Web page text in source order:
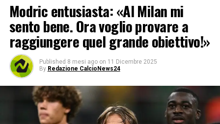
Modric entusiasta: «Al Milan mi
sento bene. Ora voglio provare a
raggiungere quel grande obiettivo!»
Published 8 mesi ago on 11 Dicembre 2025
By Redazione CalcioNews24